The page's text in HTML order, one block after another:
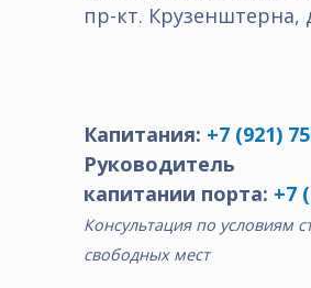
пр-кт. Крузенштерна,
Капитания: +7 (921)
Руководитель
капитании порта: +7
Консультация по условиям
свободных мест